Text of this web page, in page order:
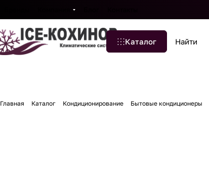
Каталог
Главная Каталог Кондиционирование Бытовые кондиционеры